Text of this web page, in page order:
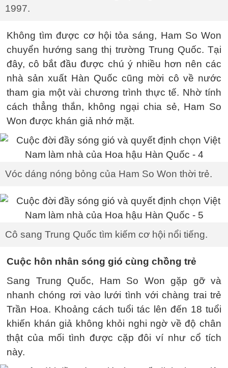
1997.
Không tìm được cơ hội tỏa sáng, Ham So Won
chuyển hướng sang thị trường Trung Quốc. Tại
đây, cô bắt đầu được chú ý nhiều hơn nên các
nhà sản xuất Hàn Quốc cũng mời cô về nước
tham gia một vài chương trình thực tế. Nhờ tính
cách thẳng thắn, không ngại chia sẻ, Ham So
Won được khán giả nhớ mặt.
Vóc dáng nóng bỏng của Ham So Won thời trẻ.
Cô sang Trung Quốc tìm kiếm cơ hội nổi tiếng.
Cuộc hôn nhân sóng gió cùng chồng trẻ
Sang Trung Quốc, Ham So Won gặp gỡ và
nhanh chóng rơi vào lưới tình với chàng trai trẻ
Trần Hoa. Khoảng cách tuổi tác lên đến 18 tuổi
khiến khán giả không khỏi nghi ngờ về độ chân
thật của mối tình được cặp đôi ví như cổ tích
này.